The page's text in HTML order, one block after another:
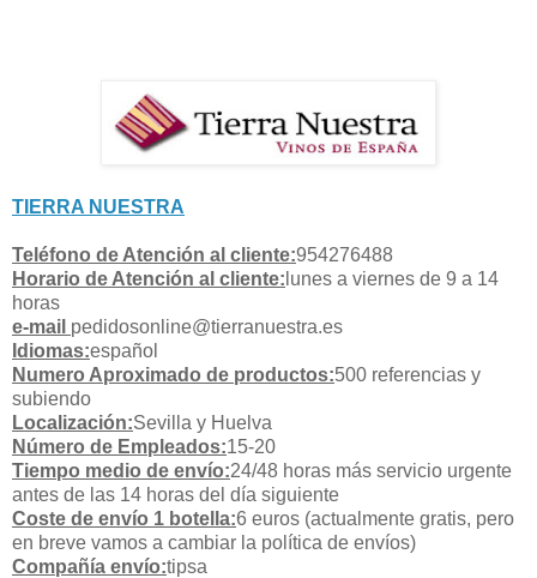
TIERRA NUESTRA
Teléfono de Atención al cliente:954276488
Horario de Atención al cliente: lunes a viernes de 9 a 14
horas
e-mail pedidosonline@tierranuestra.es
Idiomas:español
Numero Aproximado de productos:500 referencias y
subiendo
Localización:Sevilla y Huelva
Número de Empleados:15-20
Tiempo medio de envío:24/48 horas más servicio urgente
antes de las 14 horas del día siguiente
Coste de envío 1 botella:6 euros (actualmente gratis, pero
en breve vamos a cambiar la política de envíos)
Compañía envío:tipsa